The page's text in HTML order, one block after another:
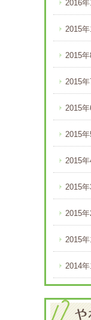
2016年
2015年
2015年
2015年
2015年
2015年
2015年
2015年
2015年
2015年
2014年